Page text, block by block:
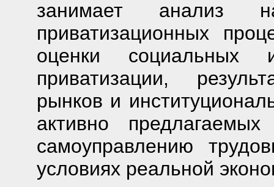
занимает анализ
приватизационных
оценки социальных
приватизации,
рынков и
активно
самоуправлению
условиях реальной